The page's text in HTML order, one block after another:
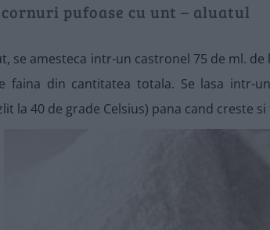
pufoase cu unt – aluatul
se amesteca intr-un castronel 75 de ml.
faina din cantitatea totala. Se lasa intr-
la 40 de grade Celsius) pana cand creste si